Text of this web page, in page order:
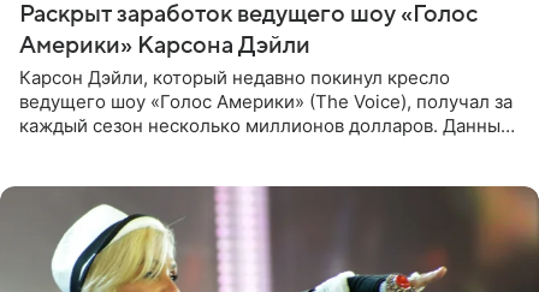
Раскрыт заработок ведущего шоу «Голос
Америки» Карсона Дэйли
Карсон Дэйли, который недавно покинул кресло
ведущего шоу «Голос Америки» (The Voice), получал за
каждый сезон несколько миллионов долларов. Данные